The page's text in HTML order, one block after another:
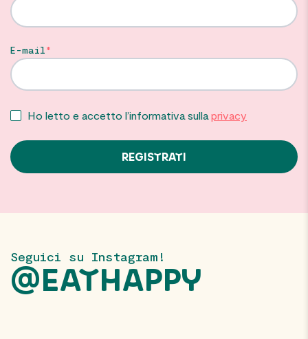
E-mail
Ho letto e accetto l’informativa sulla privacy
Seguici su Instagram!
@EATHAPPY